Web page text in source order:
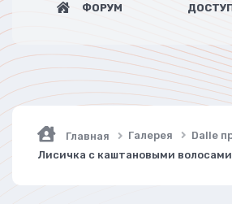
ФОРУМ
Главная Галерея
Dalle
Лисичка с каштановыми